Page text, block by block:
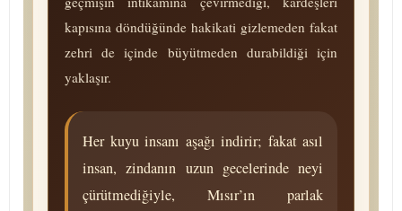
kapısına döndüğünde hakikati gizlemeden fakat
zehri de içinde büyütmeden durabildiği için
yaklaşır.
Her kuyu insanı aşağı indirir; fakat asıl
insan, zindanın uzun gecelerinde neyi
çürütmediğiyle, Mısır’ın parlak